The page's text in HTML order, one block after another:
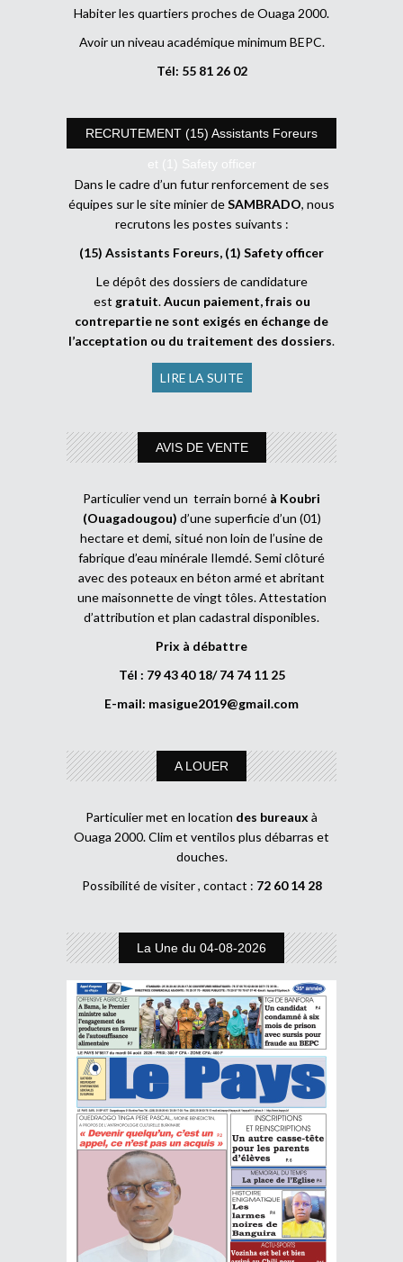
Habiter les quartiers proches de Ouaga 2000.
Avoir un niveau académique minimum BEPC.
Tél: 55 81 26 02
RECRUTEMENT (15) Assistants Foreurs
et (1) Safety officer
Dans le cadre d’un futur renforcement de ses
équipes sur le site minier deSAMBRADO, nous
recrutons les postes suivants :
(15) Assistants Foreurs, (1) Safety officer
Le dépôt des dossiers de candidature
est gratuit.Aucun paiement, frais ou
contrepartie ne sont exigés en échange de
l’acceptation ou du traitement des dossiers.
LIRE LA SUITE
AVIS DE VENTE
Particulier vend un terrain borné à Koubri
(Ouagadougou) d’une superficie d’un (01)
hectare et demi, situé non loin de l’usine de
fabrique d’eau minérale Ilemdé. Semi clôturé
avec des poteaux en béton armé et abritant
une maisonnette de vingt tôles. Attestation
d’attribution et plan cadastral disponibles.
Prix à débattre
Tél : 79 43 40 18/ 74 74 11 25
E-mail: masigue2019@gmail.com
A LOUER
Particulier met en location des bureaux à
Ouaga 2000. Clim et ventilos plus débarras et
douches.
Possibilité de visiter , contact : 72 60 14 28
La Une du 04-08-2026